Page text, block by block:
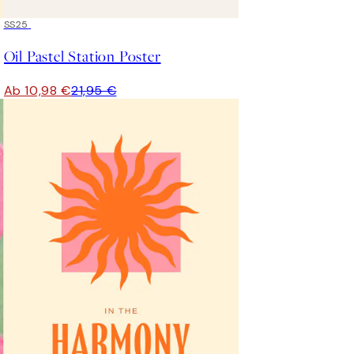
50%*
SS25
Oil Pastel Station Poster
Ab 10,98 €21,95 €